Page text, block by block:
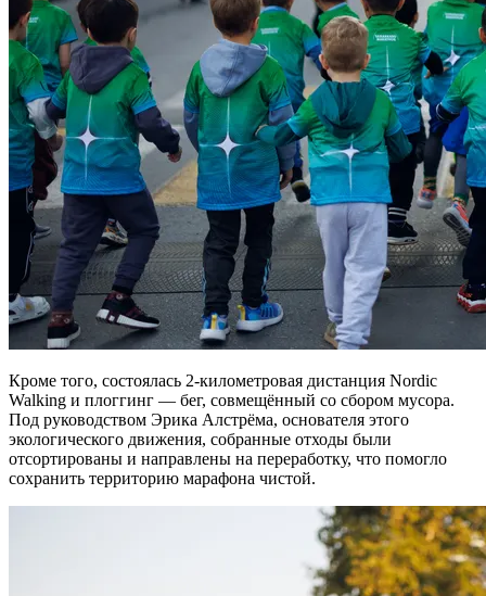
Кроме того, состоялась 2-километровая дистанция Nordic
Walking и плоггинг — бег, совмещённый со сбором мусора.
Под руководством Эрика Алстрёма, основателя этого
экологического движения, собранные отходы были
отсортированы и направлены на переработку, что помогло
сохранить территорию марафона чистой.